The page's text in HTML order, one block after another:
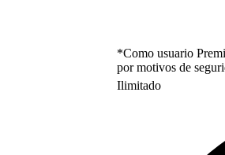
*Como usuario
por motivos de
Ilimitado